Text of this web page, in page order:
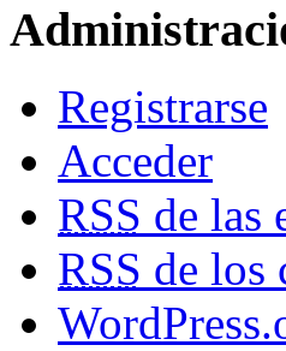
Registrarse
Acceder
RSS de las
RSS de los